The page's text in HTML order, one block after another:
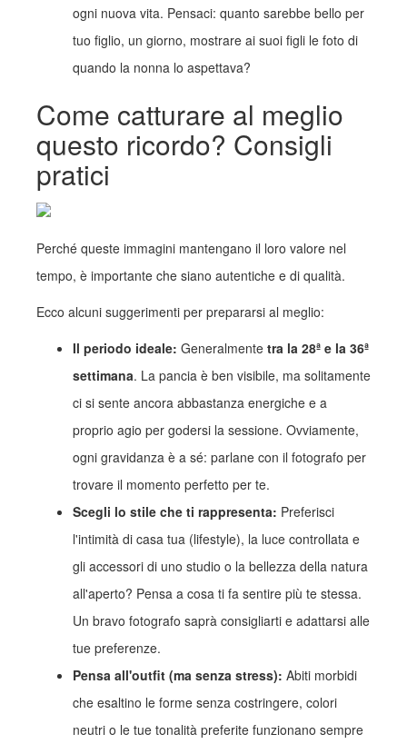
ogni nuova vita. Pensaci: quanto sarebbe bello per
tuo figlio, un giorno, mostrare ai suoi figli le foto di
quando la nonna lo aspettava?
Come catturare al meglio
questo ricordo? Consigli
pratici
Perché queste immagini mantengano il loro valore nel
tempo, è importante che siano autentiche e di qualità.
Ecco alcuni suggerimenti per prepararsi al meglio:
Il periodo ideale: Generalmente tra la 28ª e la 36ª
settimana. La pancia è ben visibile, ma solitamente
ci si sente ancora abbastanza energiche e a
proprio agio per godersi la sessione. Ovviamente,
ogni gravidanza è a sé: parlane con il fotografo per
trovare il momento perfetto per te.
Scegli lo stile che ti rappresenta: Preferisci
l'intimità di casa tua (lifestyle), la luce controllata e
gli accessori di uno studio o la bellezza della natura
all'aperto? Pensa a cosa ti fa sentire più te stessa.
Un bravo fotografo saprà consigliarti e adattarsi alle
tue preferenze.
Pensa all'outfit (ma senza stress): Abiti morbidi
che esaltino le forme senza costringere, colori
neutri o le tue tonalità preferite funzionano sempre